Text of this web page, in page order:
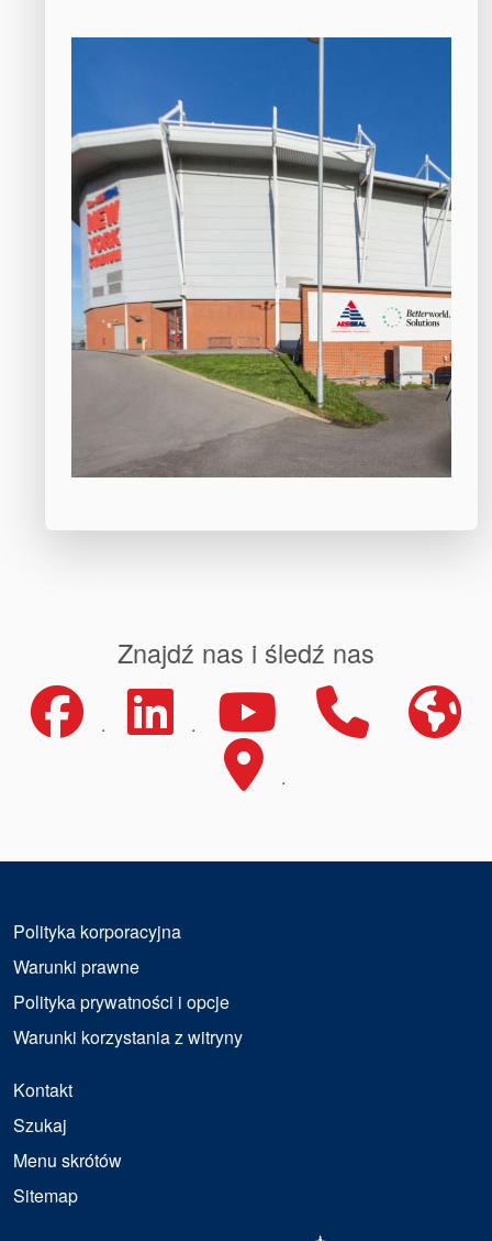
Znajdź nas i śledź nas
. .
.
Polityka korporacyjna
Warunki prawne
Polityka prywatności i opcje
Warunki korzystania z witryny
Kontakt
Szukaj
Menu skrótów
Sitemap